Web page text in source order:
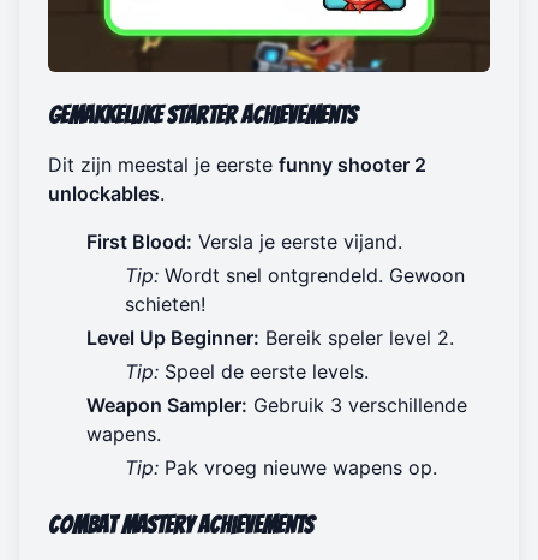
Gemakkelijke Starter Achievements
Dit zijn meestal je eerste funny shooter 2
unlockables.
First Blood: Versla je eerste vijand.
Tip: Wordt snel ontgrendeld. Gewoon
schieten!
Level Up Beginner: Bereik speler level 2.
Tip: Speel de eerste levels.
Weapon Sampler: Gebruik 3 verschillende
wapens.
Tip: Pak vroeg nieuwe wapens op.
Combat Mastery Achievements